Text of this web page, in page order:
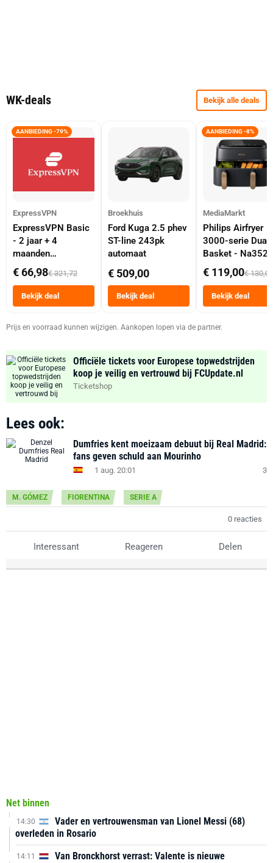
WK-deals Bekijk alle deals
AANBIEDING -79%
ExpressVPN
ExpressVPN Basic
- 2 jaar + 4
maanden
abonnement
€ 66,98€ 321,72
Bekijk deal
Broekhuis
Ford Kuga 2.5 phev
ST-line 243pk
automaat
€ 509,00
Bekijk deal
AANBIEDING -8%
MediaMarkt
Philips Airfryer
3000-serie Dual
Basket -
Dubbele Mand 9
Tot 6 Personen
Heteluchtfriteuse
Zwart
€ 119,00€ 130,00
Bekijk deal
Prijs en voorraad kunnen wijzigen. Aankopen lopen via de partner.
Officiële tickets voor Europese topwedstrijden
koop je veilig en vertrouwd bij FCUpdate.nl
Ticketshop
Lees ook:
Dumfries kent moeizaam debuut bij Real Madrid:
fans geven schuld aan Mourinho
1 aug. 20:01 3
M. GÓMEZ FIORENTINA SERIE A
0 reacties
Interessant Reageren Delen
Net binnen
14:30
Vader en vertrouwensman van Lionel Messi (68)
overleden in Rosario
14:11
Van Bronckhorst verrast: Valente is nieuwe